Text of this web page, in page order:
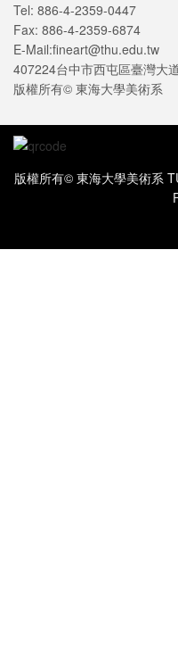
Tel: 886-4-2359-0447
Fax: 886-4-2359-6874
E-Mail:fineart@thu.edu.tw
407224台中市西屯區臺灣大
版權所有© 東海大學美術系
版權所有© 東海大學美術系